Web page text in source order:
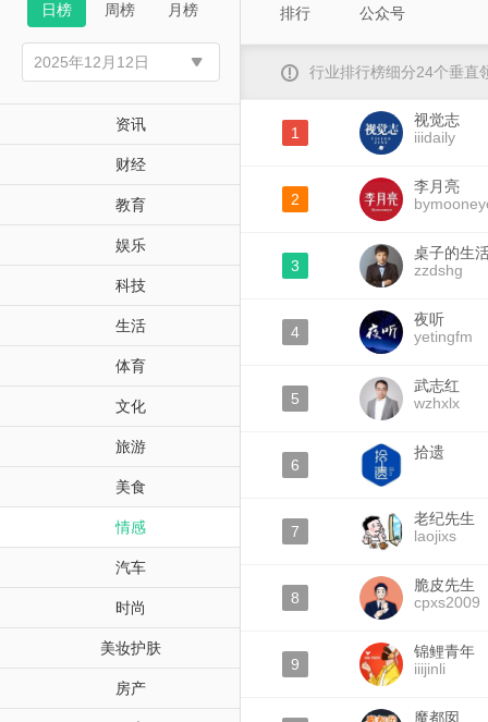
日榜 周榜 月榜
资讯
财经
教育
娱乐
科技
生活
体育
文化
旅游
美食
情感
汽车
时尚
美妆护肤
房产
排行 公众号
行业排行榜细分24个垂直
1
视觉志
iiidaily
2
李月亮
3
桌子的生
zzdshg
4
夜听
yetingfm
5
武志红
wzhxlx
6
拾遗
7
老纪先生
laojixs
8
脆皮先生
cpxs2009
9
锦鲤青年
iiijinli
魔都囡